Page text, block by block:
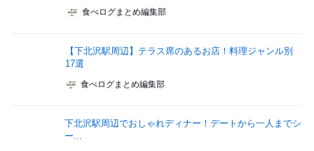
食べログまとめ編集部
【下北沢駅周辺】テラス席のあるお店！料理ジャンル別
17選
食べログまとめ編集部
下北沢駅周辺でおしゃれディナー！デートから一人までシ
ー...